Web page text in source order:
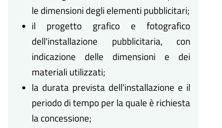
le dimensioni degli elementi pubblicitari;
il progetto grafico e fotografico
dell'installazione pubblicitaria, con
indicazione delle dimensioni e dei
materiali utilizzati;
la durata prevista dell'installazione e il
periodo di tempo per la quale è richiesta
la concessione;